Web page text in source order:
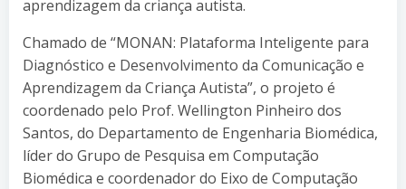
aprendizagem da criança autista.
Chamado de “MONAN: Plataforma Inteligente para
Diagnóstico e Desenvolvimento da Comunicação e
Aprendizagem da Criança Autista”, o projeto é
coordenado pelo Prof. Wellington Pinheiro dos
Santos, do Departamento de Engenharia Biomédica,
líder do Grupo de Pesquisa em Computação
Biomédica e coordenador do Eixo de Computação